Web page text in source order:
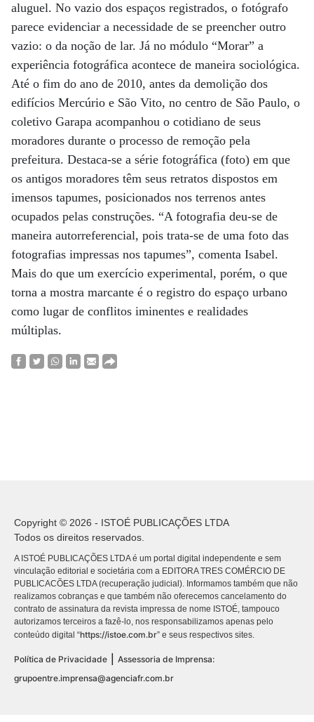
aluguel. No vazio dos espaços registrados, o fotógrafo
parece evidenciar a necessidade de se preencher outro
vazio: o da noção de lar. Já no módulo “Morar” a
experiência fotográfica acontece de maneira sociológica.
Até o fim do ano de 2010, antes da demolição dos
edifícios Mercúrio e São Vito, no centro de São Paulo, o
coletivo Garapa acompanhou o cotidiano de seus
moradores durante o processo de remoção pela
prefeitura. Destaca-se a série fotográfica (foto) em que
os antigos moradores têm seus retratos dispostos em
imensos tapumes, posicionados nos terrenos antes
ocupados pelas construções. “A fotografia deu-se de
maneira autorreferencial, pois trata-se de uma foto das
fotografias impressas nos tapumes”, comenta Isabel.
Mais do que um exercício experimental, porém, o que
torna a mostra marcante é o registro do espaço urbano
como lugar de conflitos iminentes e realidades
múltiplas.
Copyright © 2026 - ISTOÉ PUBLICAÇÕES LTDA
Todos os direitos reservados.
A ISTOÉ PUBLICAÇÕES LTDA é um portal digital independente e sem
vinculação editorial e societária com a EDITORA TRES COMÉRCIO DE
PUBLICACÕES LTDA (recuperação judicial). Informamos também que não
realizamos cobranças e que também não oferecemos cancelamento do
contrato de assinatura da revista impressa de nome ISTOÉ, tampouco
autorizamos terceiros a fazê-lo, nos responsabilizamos apenas pelo
conteúdo digital “https://istoe.com.br” e seus respectivos sites.
Política de Privacidade
Assessoria de Imprensa:
grupoentre.imprensa@agenciafr.com.br